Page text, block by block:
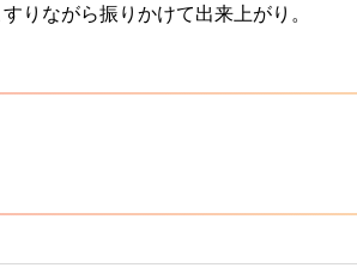
りながら振りかけて出来上がり。